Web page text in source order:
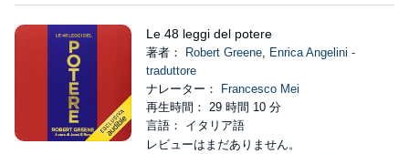
Le 48 leggi del potere
著者： Robert Greene, Enrica Angelini -
traduttore
ナレーター：
Francesco Mei
再生時間： 29 時間 10 分
言語： イタリア語
レビューはまだありません。